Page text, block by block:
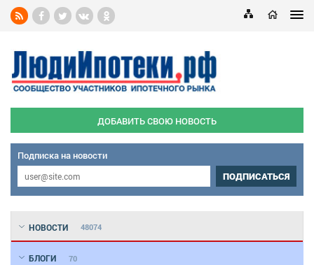
ДОБАВИТЬ СВОЮ НОВОСТЬ
Подписка на новости
ПОДПИСАТЬСЯ
НОВОСТИ 48074
БЛОГИ 70